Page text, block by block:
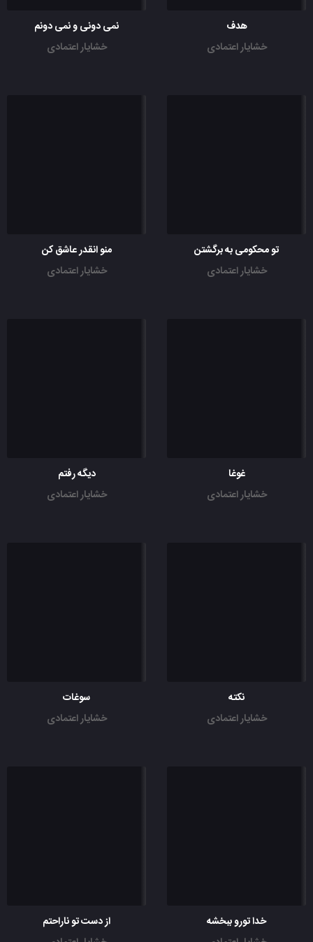
هدف
خشایار اعتمادی
نمی دونی و نمی دونم
خشایار اعتمادی
تو محکومی به برگشتن
خشایار اعتمادی
منو انقدر عاشق کن
خشایار اعتمادی
غوغا
خشایار اعتمادی
دیگه رفتم
خشایار اعتمادی
نکته
خشایار اعتمادی
سوغات
خشایار اعتمادی
خدا تورو ببخشه
از دست تو ناراحتم